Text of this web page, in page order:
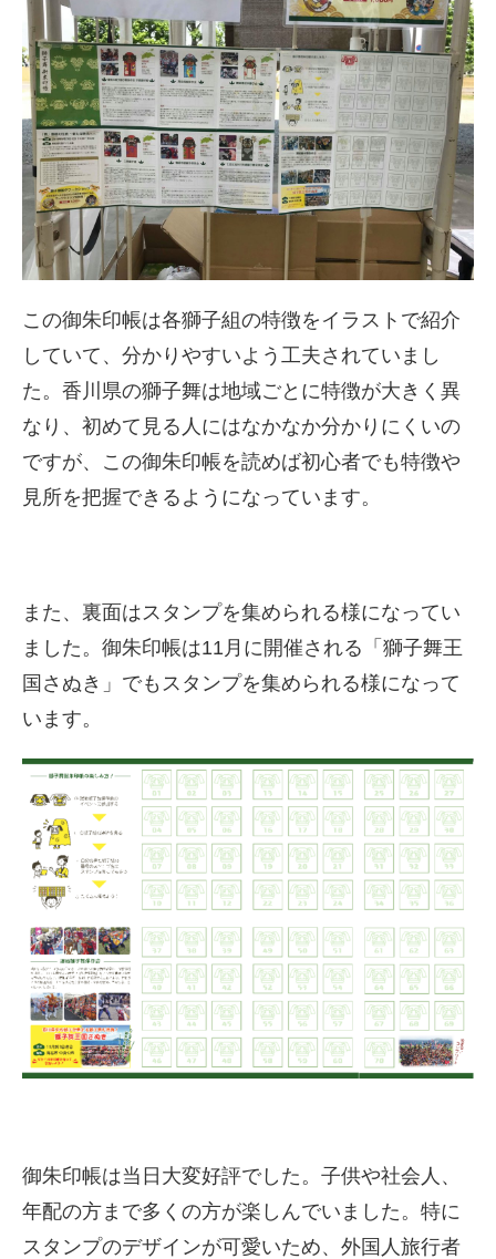
この御朱印帳は各獅子組の特徴をイラストで紹介
していて、分かりやすいよう工夫されていまし
た。香川県の獅子舞は地域ごとに特徴が大きく異
なり、初めて見る人にはなかなか分かりにくいの
ですが、この御朱印帳を読めば初心者でも特徴や
見所を把握できるようになっています。
また、裏面はスタンプを集められる様になってい
ました。御朱印帳は11月に開催される「獅子舞王
国さぬき」でもスタンプを集められる様になって
います。
御朱印帳は当日大変好評でした。子供や社会人、
年配の方まで多くの方が楽しんでいました。特に
スタンプのデザインが可愛いため、外国人旅行者